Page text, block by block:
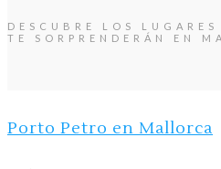
DESCUBRE LOS
TE SORPRENDERÁN EN
Porto Petro en Mallorca